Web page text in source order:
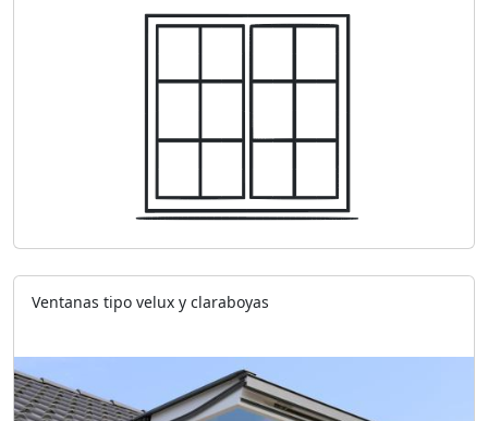
Ventanas tipo velux y claraboyas